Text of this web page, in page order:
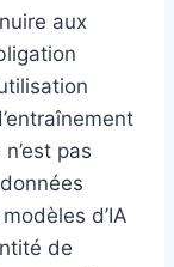
aux
pas
d’IA
de